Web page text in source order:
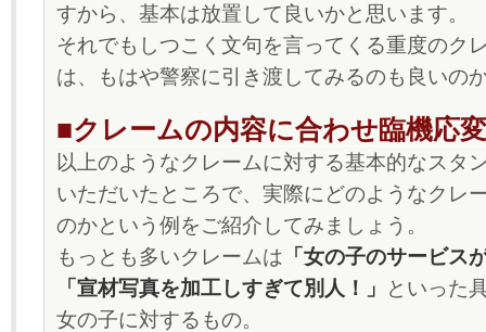
すから、基本は放置して良いかと思います。
それでもしつこく文句を言ってくる重度のク
は、もはや警察に引き渡してみるのも良いの
■クレームの内容に合わせ臨機応
以上のようなクレームに対する基本的なスタ
いただいたところで、実際にどのようなクレ
のかという例をご紹介してみましょう。
もっとも多いクレームは 「女の子のサービス
「宣材写真を加工しすぎて別人！」
といった
女の子に対するもの。